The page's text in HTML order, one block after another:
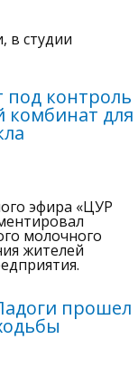
в студии
под контроль
для
эфира «ЦУР
молочного
жителей
прошел